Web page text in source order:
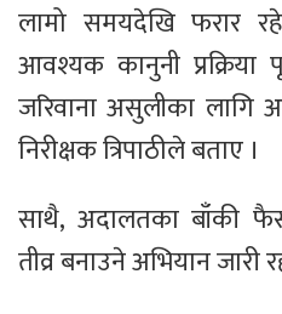
लामो समयदेखि फरार
आवश्यक कानुनी प्रक्रिया
जरिवाना असुलीका लागि
निरीक्षक त्रिपाठीले बताए ।
साथै, अदालतका बाँकी
तीव्र बनाउने अभियान जारी